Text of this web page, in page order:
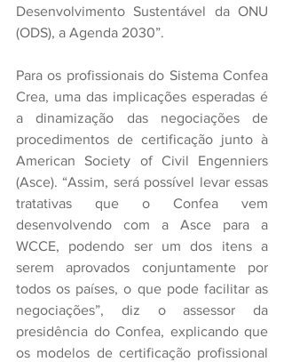
Desenvolvimento Sustentável da ONU
(ODS), a Agenda 2030”.
Para os profissionais do Sistema Confea
Crea, uma das implicações esperadas é
a dinamização das negociações de
procedimentos de certificação junto à
American Society of Civil Engenniers
(Asce). “Assim, será possível levar essas
tratativas que o Confea vem
desenvolvendo com a Asce para a
WCCE, podendo ser um dos itens a
serem aprovados conjuntamente por
todos os países, o que pode facilitar as
negociações”, diz o assessor da
presidência do Confea, explicando que
os modelos de certificação profissional